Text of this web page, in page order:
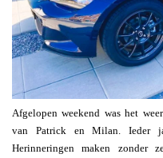
Afgelopen weekend was het
van Patrick en Milan. Ieder
Herinneringen maken zonder